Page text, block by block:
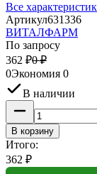
Все
Артикул631336
ВИТАЛФАРМ
По запросу
362 ₽0 ₽
0Экономия 0
В наличии
В корзину
Итого:
362 ₽